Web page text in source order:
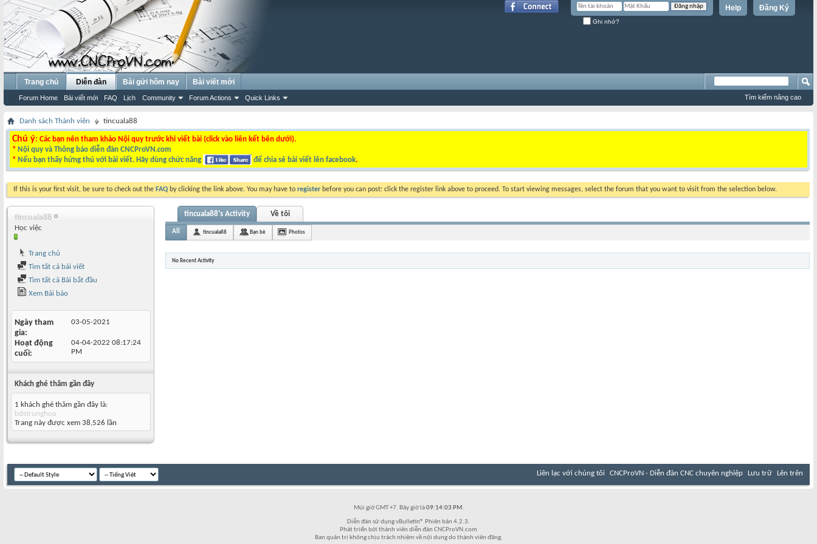
Đăng Ký
Help
Ghi nhớ?
Trang chủ Diễn đàn
Forum Home Bài viết mới FAQ Lịch Community Forum Actions Quick Links
Bài gửi hôm nay Bài viết mới
Tìm kiếm nâng cao
Danh sách Thành viên tincuala88
Chú ý: Các bạn nên tham khảo Nội quy trước khi viết bài (click vào liên kết bên dưới).
* Nội quy và Thông báo diễn đàn CNCProVN.com
* Nếu bạn thấy hứng thú với bài viết. Hãy dùng chức năng để chia sẻ bài viết lên facebook.
If this is your first visit, be sure to check out the FAQ by clicking the link above. You may have to register before you can post: click the register link above to proceed. To start viewing messages, select the forum that you want to visit from the selection below.
tincuala88
Học việc
Trang chủ
Tìm tất cả bài viết
Tìm tất cả Bài bắt đầu
Xem Bài báo
Ngày tham
gia
03-05-2021
Hoạt động
cuối
04-04-2022 08:17:24
PM
Khách ghé thăm gần đây
1 khách ghé thăm gần đây là:
bdstrunghoa
Trang này được xem 38,526 lần
tincuala88's Activity Về tôi
All tincuala88 Bạn bè Photos
No Recent Activity
Liên lạc với chúng tôi CNCProVN - Diễn đàn CNC chuyên nghiệp Lưu trữ Lên trên
Múi giờ GMT +7. Bây giờ là09:14:03 PM.
Diễn đàn sử dụng vBulletin® Phiên bản 4.2.3.
Phát triển bởi thành viên diễn đàn CNCProVN.com
Ban quản trị không chịu trách nhiệm về nội dung do thành viên đăng.